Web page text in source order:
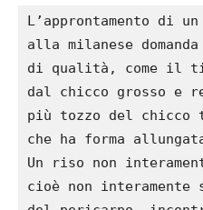
L’approntamento di
alla milanese
di qualità, come il
dal chicco grosso e
più tozzo del chicco
che ha forma
Un riso non
cioè non interamente